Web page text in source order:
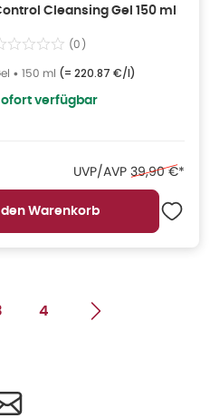
Cleansing Gel 150 ml
(0)
• 150 ml (= 220.87 €/l)
verfügbar
UVP/AVP Ehemaliger
39,90 €*
den Warenkorb
4